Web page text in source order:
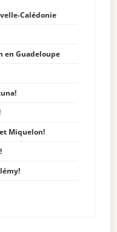
Calédonie
en Guadeloupe
Miquelon!